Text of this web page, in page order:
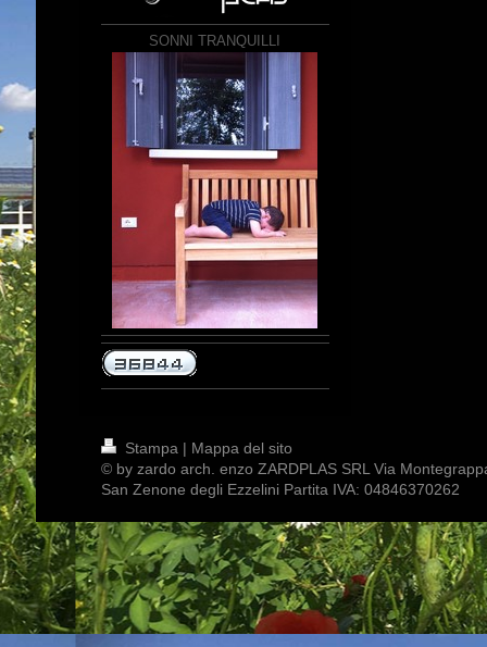
SONNI TRANQUILLI
Stampa | Mappa del sito
© by zardo arch. enzo ZARDPLAS SRL Via
San Zenone degli Ezzelini Partita IVA: 04846370262